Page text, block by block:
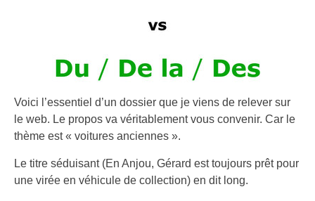
Voici l’essentiel d’un dossier que je viens de relever sur
le web. Le propos va véritablement vous convenir. Car le
thème est « voitures anciennes ».
Le titre séduisant (En Anjou, Gérard est toujours prêt pour
une virée en véhicule de collection) en dit long.